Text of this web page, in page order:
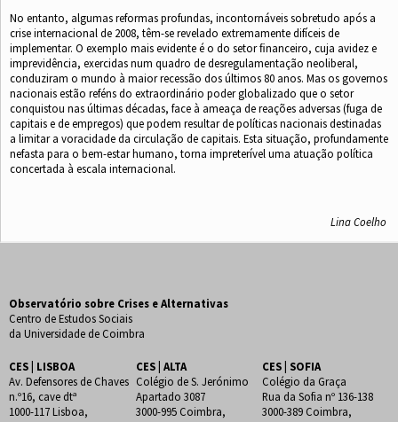
No entanto, algumas reformas profundas, incontornáveis sobretudo após a
crise internacional de 2008, têm-se revelado extremamente difíceis de
implementar. O exemplo mais evidente é o do setor ﬁnanceiro, cuja avidez e
imprevidência, exercidas num quadro de desregulamentação neoliberal,
conduziram o mundo à maior recessão dos últimos 80 anos. Mas os governos
nacionais estão reféns do extraordinário poder globalizado que o setor
conquistou nas últimas décadas, face à ameaça de reações adversas (fuga de
capitais e de empregos) que podem resultar de políticas nacionais destinadas
a limitar a voracidade da circulação de capitais. Esta situação, profundamente
nefasta para o bem-estar humano, torna impreterível uma atuação política
concertada à escala internacional.
Lina Coelho
Observatório sobre Crises e Alternativas
Centro de Estudos Sociais
da Universidade de Coimbra
CES | LISBOA
Av. Defensores de Chaves
n.º16, cave dtª
1000-117 Lisboa,
CES | ALTA
Colégio de S. Jerónimo
Apartado 3087
3000-995 Coimbra,
CES | SOFIA
Colégio da Graça
Rua da Sofia nº 136-138
3000-389 Coimbra,